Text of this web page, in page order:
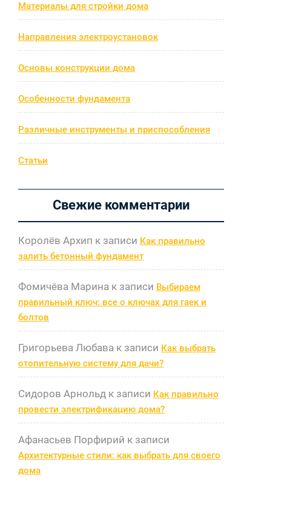
Материалы для стройки дома
Направления электроустановок
Основы конструкции дома
Особенности фундамента
Различные инструменты и приспособления
Статьи
Свежие комментарии
Королёв Архип к записи Как правильно
залить бетонный фундамент
Фомичёва Марина к записи Выбираем
правильный ключ: все о ключах для гаек и
болтов
Григорьева Любава к записи Как выбрать
отопительную систему для дачи?
Сидоров Арнольд к записи Как правильно
провести электрификацию дома?
Афанасьев Порфирий к записи
Архитектурные стили: как выбрать для своего
дома